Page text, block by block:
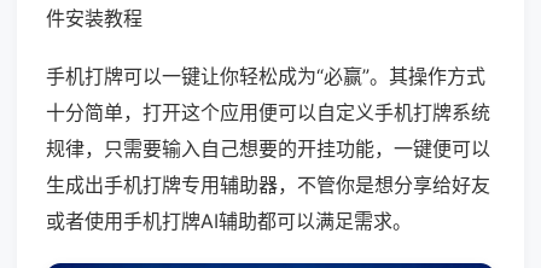
件安装教程
手机打牌可以一键让你轻松成为“必赢”。其操作方式
十分简单，打开这个应用便可以自定义手机打牌系统
规律，只需要输入自己想要的开挂功能，一键便可以
生成出手机打牌专用辅助器，不管你是想分享给好友
或者使用手机打牌AI辅助都可以满足需求。